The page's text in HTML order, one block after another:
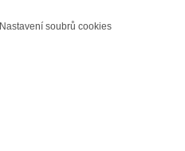
Nastavení soubrů cookies